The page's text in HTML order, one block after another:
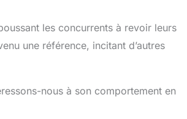
les concurrents à revoir leurs
une référence, incitant d’autres
nous à son comportement en